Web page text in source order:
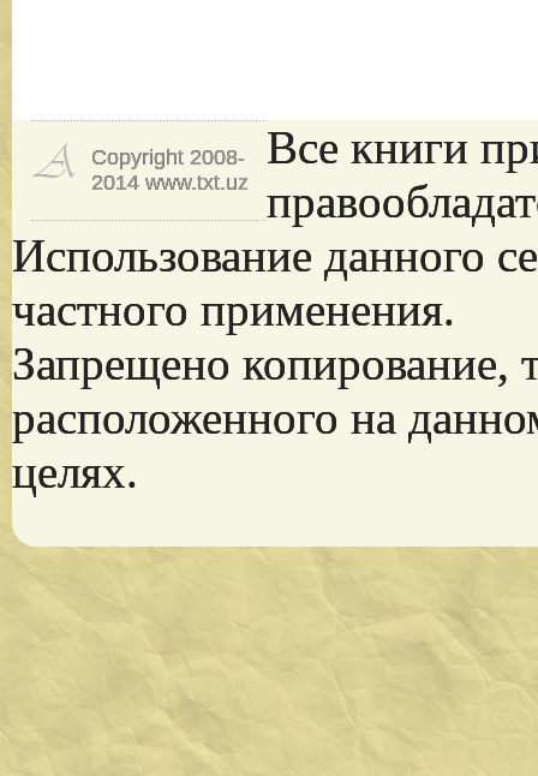
Copyright 2008-
2014 www.txt.uz
Все книги
Использование данного
частного применения.
Запрещено копирование,
расположенного на
целях.